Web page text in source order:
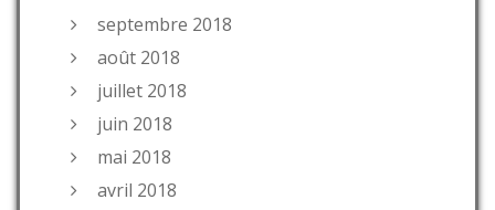
septembre 2018
août 2018
juillet 2018
juin 2018
mai 2018
avril 2018